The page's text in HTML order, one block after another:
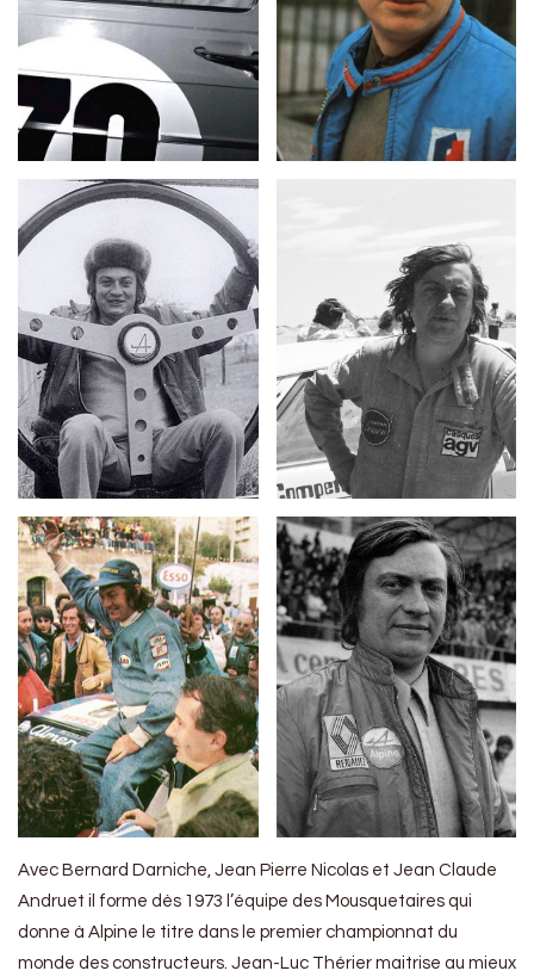
Avec Bernard Darniche, Jean Pierre Nicolas et Jean Claude
Andruet il forme dès 1973 l’équipe des Mousquetaires qui
donne à Alpine le titre dans le premier championnat du
monde des constructeurs. Jean-Luc Thérier maitrise au mieux